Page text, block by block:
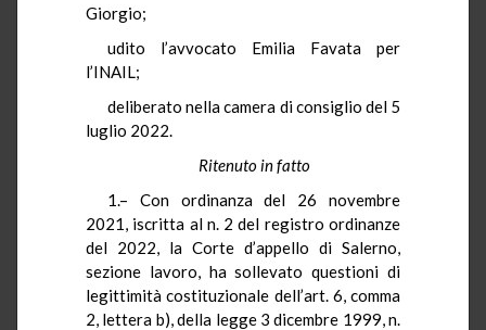
Giorgio;
udito l’avvocato Emilia Favata per
l’INAIL;
deliberato nella camera di consiglio del 5
luglio 2022.
Ritenuto in fatto
1.– Con ordinanza del 26 novembre
2021, iscritta al n. 2 del registro ordinanze
del 2022, la Corte d’appello di Salerno,
sezione lavoro, ha sollevato questioni di
legittimità costituzionale dell’art. 6, comma
2, lettera b), della legge 3 dicembre 1999, n.